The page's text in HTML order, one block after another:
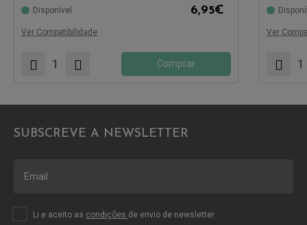
Disponível 6,95€
Ver Compatibilidade
Comprar
Ver
SUBSCREVE A NEWSLETTER
Li e aceito as condições de envio de newsletter